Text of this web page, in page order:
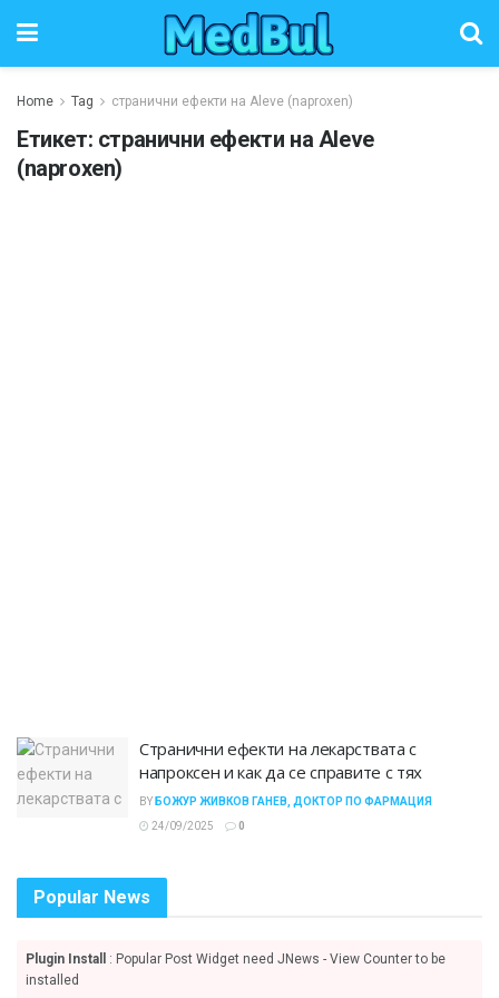
Home Tag странични ефекти на Aleve (naproxen)
Етикет: странични ефекти на Aleve
(naproxen)
Странични ефекти на лекарствата с
напроксен и как да се справите с тях
BY БОЖУР ЖИВКОВ ГАНЕВ, ДОКТОР ПО ФАРМАЦИЯ
24/09/2025
0
Popular News
Plugin Install
: Popular Post Widget need JNews - View Counter to be
installed